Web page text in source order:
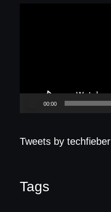
00:00
Tweets by techfieber
Tags